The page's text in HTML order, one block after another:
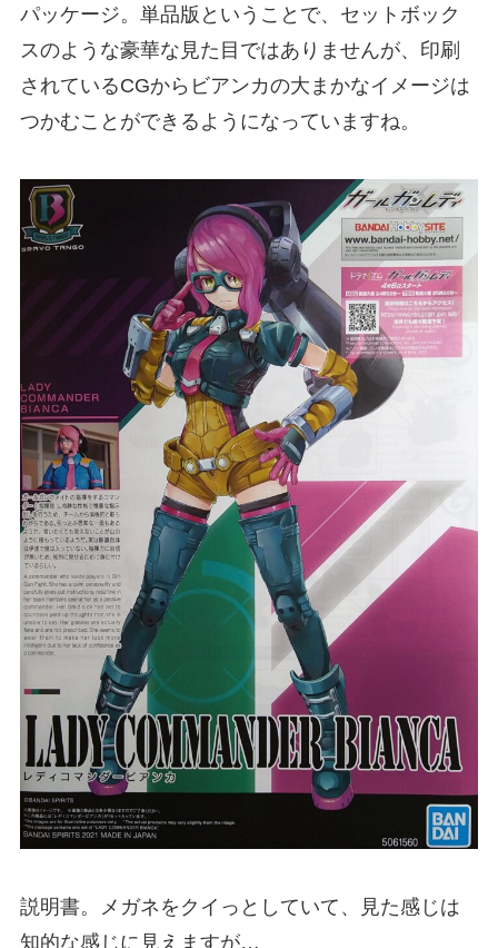
パッケージ。単品版ということで、セットボック
スのような豪華な見た目ではありませんが、印刷
されているCGからビアンカの大まかなイメージは
つかむことができるようになっていますね。
説明書。メガネをクイっとしていて、見た感じは
知的な感じに見えますが…